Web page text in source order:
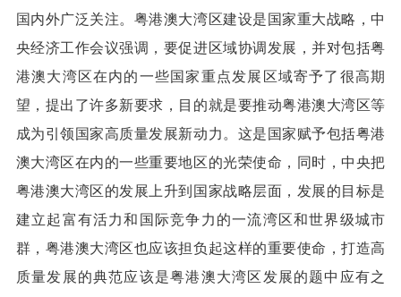
国内外广泛关注。粤港澳大湾区建设是国家重大战略，中
央经济工作会议强调，要促进区域协调发展，并对包括粤
港澳大湾区在内的一些国家重点发展区域寄予了很高期
望，提出了许多新要求，目的就是要推动粤港澳大湾区等
成为引领国家高质量发展新动力。这是国家赋予包括粤港
澳大湾区在内的一些重要地区的光荣使命，同时，中央把
粤港澳大湾区的发展上升到国家战略层面，发展的目标是
建立起富有活力和国际竞争力的一流湾区和世界级城市
群，粤港澳大湾区也应该担负起这样的重要使命，打造高
质量发展的典范应该是粤港澳大湾区发展的题中应有之